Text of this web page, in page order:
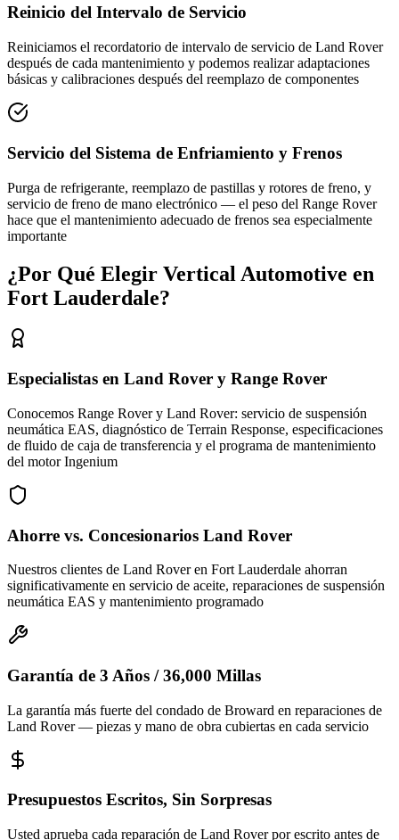
Reinicio del Intervalo de Servicio
Reiniciamos el recordatorio de intervalo de servicio de Land Rover
después de cada mantenimiento y podemos realizar adaptaciones
básicas y calibraciones después del reemplazo de componentes
Servicio del Sistema de Enfriamiento y Frenos
Purga de refrigerante, reemplazo de pastillas y rotores de freno, y
servicio de freno de mano electrónico — el peso del Range Rover
hace que el mantenimiento adecuado de frenos sea especialmente
importante
¿Por Qué Elegir Vertical Automotive en
Fort Lauderdale?
Especialistas en Land Rover y Range Rover
Conocemos Range Rover y Land Rover: servicio de suspensión
neumática EAS, diagnóstico de Terrain Response, especificaciones
de fluido de caja de transferencia y el programa de mantenimiento
del motor Ingenium
Ahorre vs. Concesionarios Land Rover
Nuestros clientes de Land Rover en Fort Lauderdale ahorran
significativamente en servicio de aceite, reparaciones de suspensión
neumática EAS y mantenimiento programado
Garantía de 3 Años / 36,000 Millas
La garantía más fuerte del condado de Broward en reparaciones de
Land Rover — piezas y mano de obra cubiertas en cada servicio
Presupuestos Escritos, Sin Sorpresas
Usted aprueba cada reparación de Land Rover por escrito antes de